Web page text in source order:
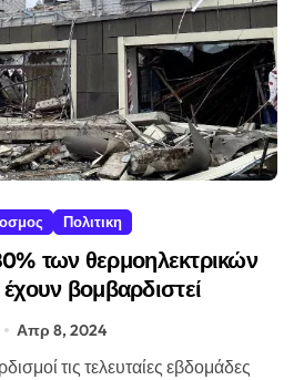
Πολιτικη
των θερμοηλεκτρικών
βομβαρδιστεί
Απρ 8, 2024